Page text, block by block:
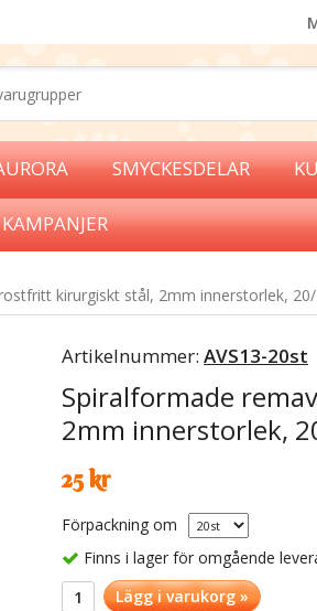
SMYCKESDELAR
KAMPANJER
kirurgiskt stål, 2mm innerstorlek,
Artikelnummer: AVS13-20st
Spiralformade
2mm innerstorlek,
25 kr
Förpackning om
Finns i lager för omgående
Lägg i varukorg »